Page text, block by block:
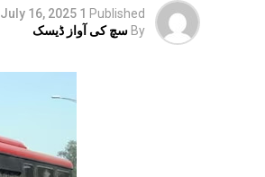
Published
1 year ago
July 16, 2025
By سچ کی آواز ڈیسک